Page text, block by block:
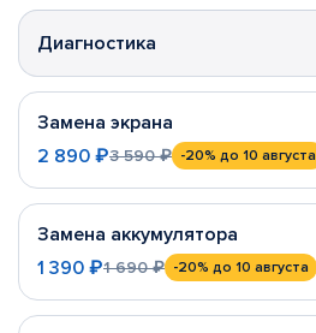
Диагностика
Замена экрана
2 890 ₽3 590 ₽ -20% до 10 августа
Замена аккумулятора
1 390 ₽1 690 ₽ -20% до 10 августа